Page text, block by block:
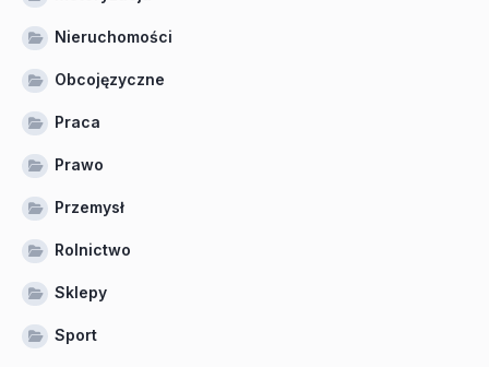
Nieruchomości
Obcojęzyczne
Praca
Prawo
Przemysł
Rolnictwo
Sklepy
Sport